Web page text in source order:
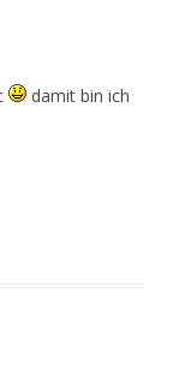
damit bin ich